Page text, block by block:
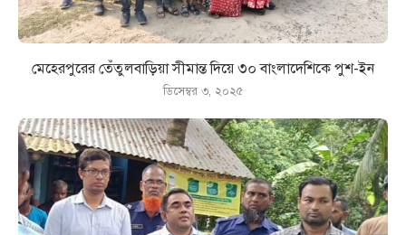
মেহেরপুরের তেঁতুলবাড়িয়া সীমান্ত দিয়ে ৩০ বাংলাদেশিকে পুশ-ইন
ডিসেম্বর ৩, ২০২৫